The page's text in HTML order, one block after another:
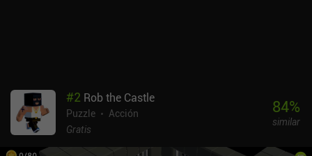
#2 Rob the Castle
Puzzle
Acción
Gratis
84%
similar